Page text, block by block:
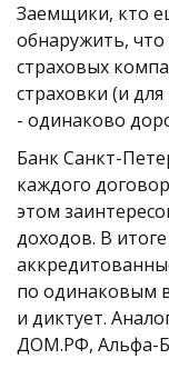
Заемщики, кто
обнаружить,
страховых
страховки (и
- одинаково
Банк Санкт-
каждого
этом
доходов. В
по одинаковым
и диктует.
ДОМ.РФ, Альфа-